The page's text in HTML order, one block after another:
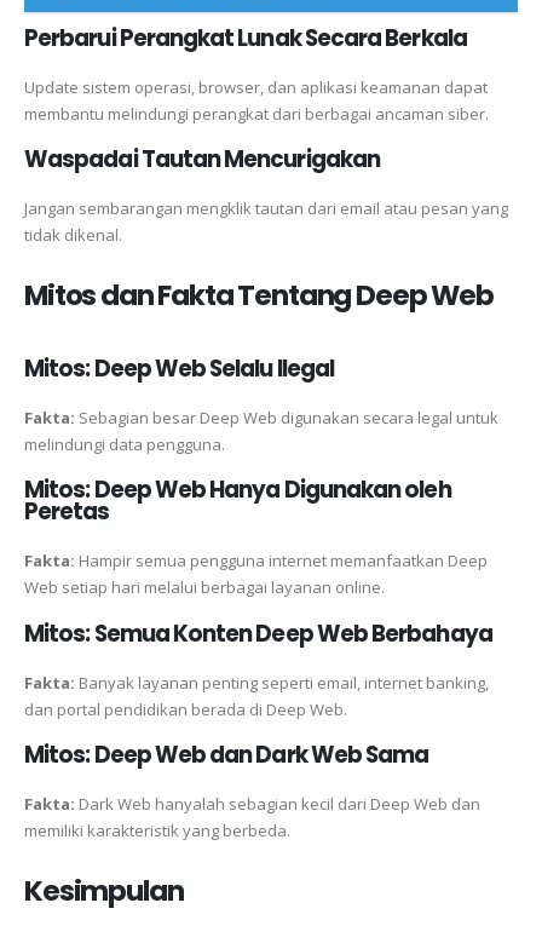
Perbarui Perangkat Lunak Secara Berkala
Update sistem operasi, browser, dan aplikasi keamanan dapat
membantu melindungi perangkat dari berbagai ancaman siber.
Waspadai Tautan Mencurigakan
Jangan sembarangan mengklik tautan dari email atau pesan yang
tidak dikenal.
Mitos dan Fakta Tentang Deep Web
Mitos: Deep Web Selalu Ilegal
Fakta: Sebagian besar Deep Web digunakan secara legal untuk
melindungi data pengguna.
Mitos: Deep Web Hanya Digunakan oleh
Peretas
Fakta: Hampir semua pengguna internet memanfaatkan Deep
Web setiap hari melalui berbagai layanan online.
Mitos: Semua Konten Deep Web Berbahaya
Fakta: Banyak layanan penting seperti email, internet banking,
dan portal pendidikan berada di Deep Web.
Mitos: Deep Web dan Dark Web Sama
Fakta: Dark Web hanyalah sebagian kecil dari Deep Web dan
memiliki karakteristik yang berbeda.
Kesimpulan